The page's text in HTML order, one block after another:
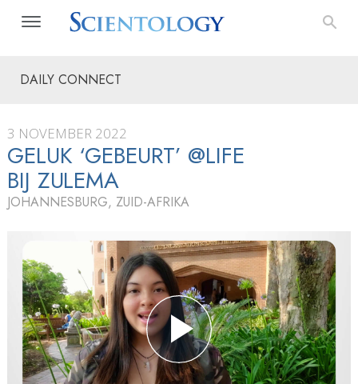
DAILY CONNECT
3 NOVEMBER 2022
GELUK ‘GEBEURT’ @LIFE
BIJ ZULEMA
JOHANNESBURG, ZUID-AFRIKA